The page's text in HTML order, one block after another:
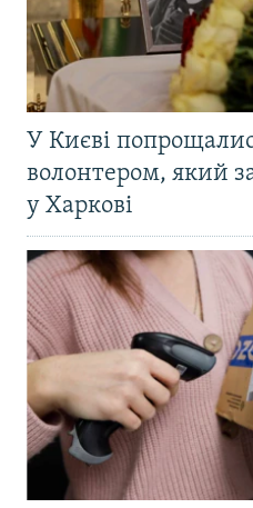
У Києві
волонтером, який
у Харкові